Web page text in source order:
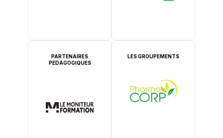
PARTENAIRES
PEDAGOGIQUES
LES GROUPEMENTS